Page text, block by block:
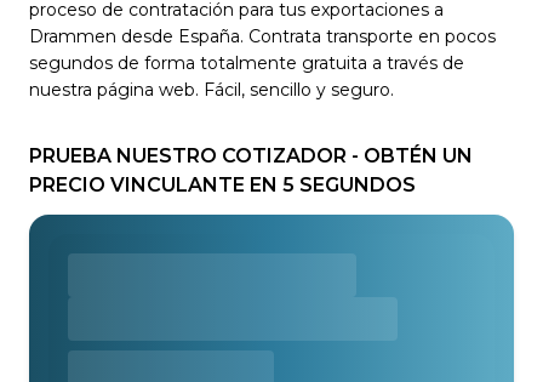
proceso de contratación para tus exportaciones a
Drammen desde España. Contrata transporte en pocos
segundos de forma totalmente gratuita a través de
nuestra página web. Fácil, sencillo y seguro.
PRUEBA NUESTRO COTIZADOR - OBTÉN UN
PRECIO VINCULANTE EN 5 SEGUNDOS